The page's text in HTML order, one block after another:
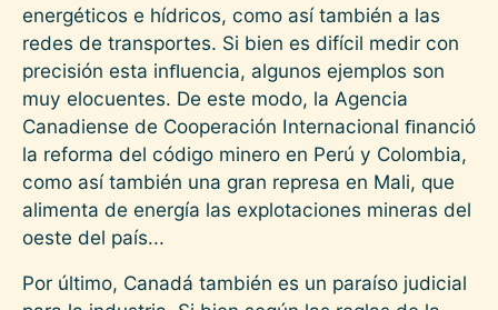
energéticos e hídricos, como así también a las
redes de transportes. Si bien es difícil medir con
precisión esta inﬂuencia, algunos ejemplos son
muy elocuentes. De este modo, la Agencia
Canadiense de Cooperación Internacional ﬁnanció
la reforma del código minero en Perú y Colombia,
como así también una gran represa en Mali, que
alimenta de energía las explotaciones mineras del
oeste del país...
Por último, Canadá también es un paraíso judicial